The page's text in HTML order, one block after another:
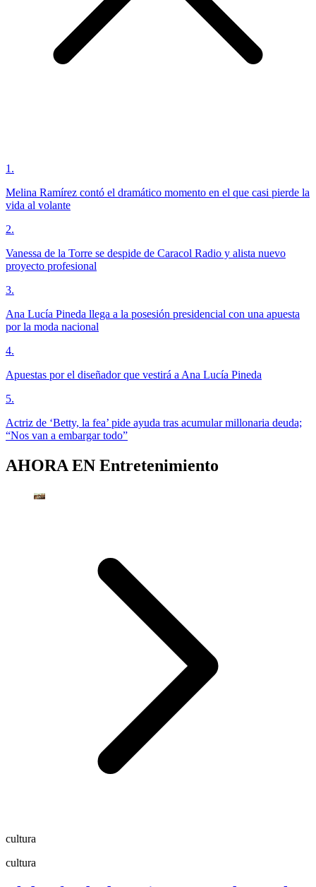
1 .
Melina Ramírez contó el dramático momento en el que casi pierde la
vida al volante
2.
Vanessa de la Torre se despide de Caracol Radio y alista nuevo
proyecto profesional
3.
Ana Lucía Pineda llega a la posesión presidencial con una apuesta
por la moda nacional
4.
Apuestas por el diseñador que vestirá a Ana Lucía Pineda
5.
Actriz de ‘Betty, la fea’ pide ayuda tras acumular millonaria deuda;
“Nos van a embargar todo”
AHORA EN Entretenimiento
cultura
cultura